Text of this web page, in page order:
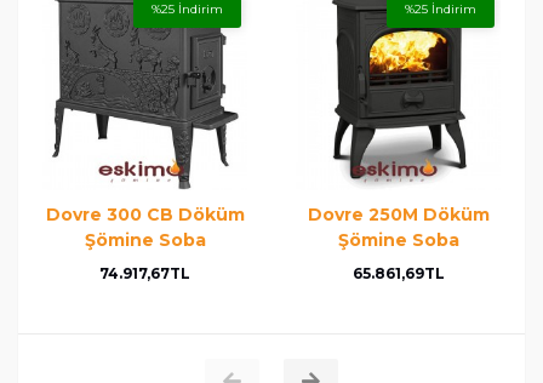
%25 İndirim
Dovre 300 CB Döküm
Şömine Soba
74.917,67TL
%25 İndirim
Dovre 250M Döküm
Şömine Soba
65.861,69TL